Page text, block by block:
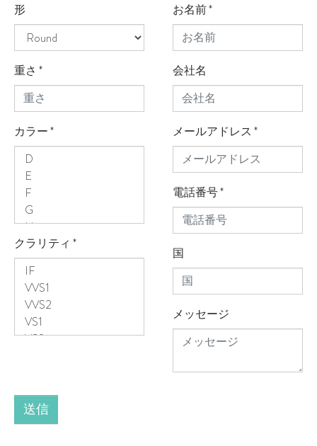
形
重さ *
カラー*
クラリティ *
お名前*
会社名
メールアドレス *
電話番号*
国
メッセージ
送信